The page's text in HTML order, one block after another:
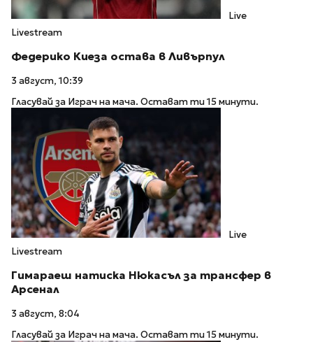
Live
Livestream
Федерико Киеза остава в Ливърпул
3 август, 10:39
Гласувай за Играч на мача. Остават ти 15 минути.
Live
Livestream
Гимараеш натиска Нюкасъл за трансфер в
Арсенал
3 август, 8:04
Гласувай за Играч на мача. Остават ти 15 минути.